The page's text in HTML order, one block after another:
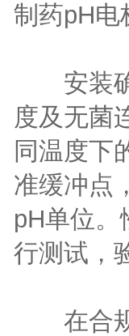
制药pH电
安装确
度及无菌
同温度下
准缓冲点
pH单位
行测试，
在合规